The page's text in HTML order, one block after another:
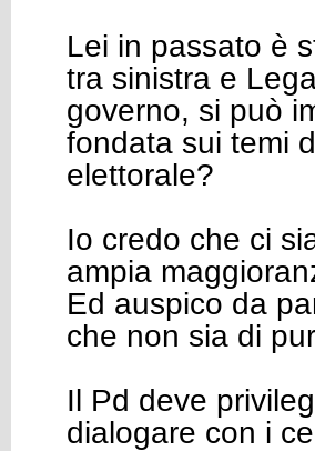
Lei in passato è
tra sinistra e
governo, si può
fondata sui temi
elettorale?
Io credo che ci
ampia
Ed auspico da
che non sia di
Il Pd deve
dialogare con i